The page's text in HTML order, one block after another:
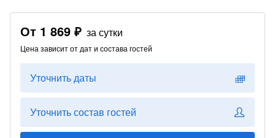
От 1 869 ₽ за сутки
Цена зависит от дат и состава гостей
Уточнить даты
Уточнить состав гостей